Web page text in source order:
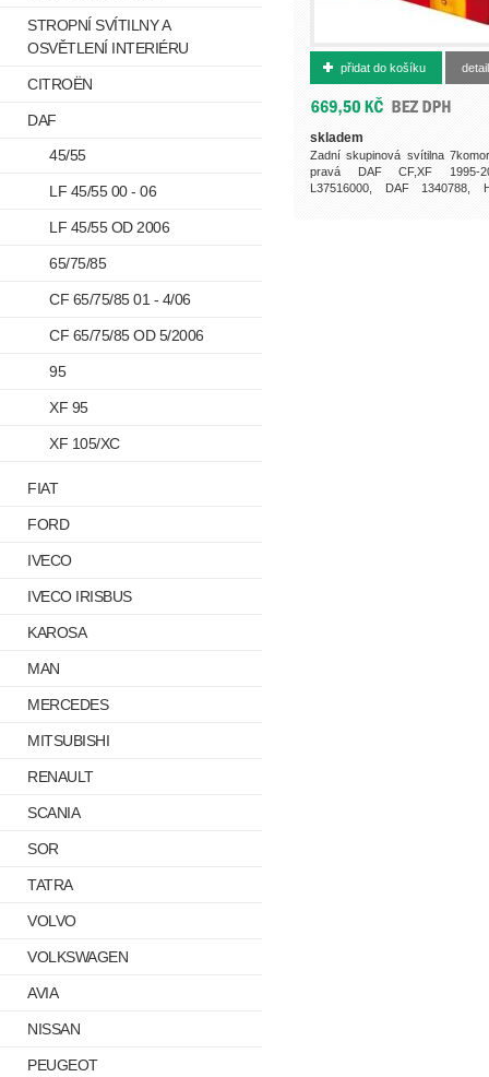
500002931
přidat do košíku detail
skladem
Zadní skupinová svítilna
pravá DAF CF,XF 1995-
L37516000, DAF 1340788,
STROPNÍ SVÍTILNY A
OSVĚTLENÍ INTERIÉRU
CITROËN
DAF
45/55
LF 45/55 00 - 06
LF 45/55 OD 2006
65/75/85
CF 65/75/85 01 - 4/06
CF 65/75/85 OD 5/2006
95
XF 95
XF 105/XC
FIAT
FORD
IVECO
IVECO IRISBUS
KAROSA
MAN
MERCEDES
MITSUBISHI
RENAULT
SCANIA
SOR
TATRA
VOLVO
VOLKSWAGEN
AVIA
NISSAN
PEUGEOT